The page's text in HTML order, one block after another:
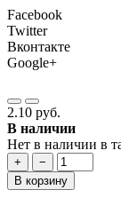
Facebook
Twitter
Вконтакте
Google+
2.10 руб.
В наличии
Нет в наличии в
+
−
В корзину